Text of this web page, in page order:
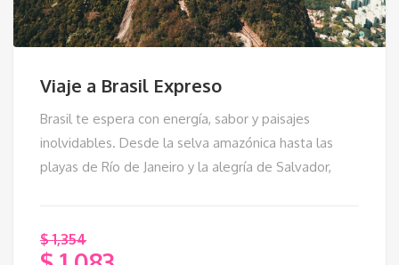
Viaje a Brasil Expreso
Brasil te espera con energía, sabor y paisajes
inolvidables. Desde la selva amazónica hasta las
playas de Río de Janeiro y la alegría de Salvador,
$1,354